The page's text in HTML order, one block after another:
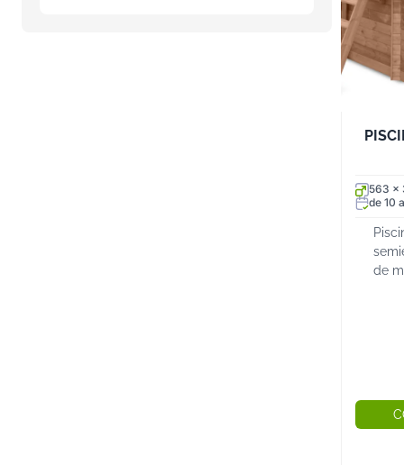
563 x
de 10
de